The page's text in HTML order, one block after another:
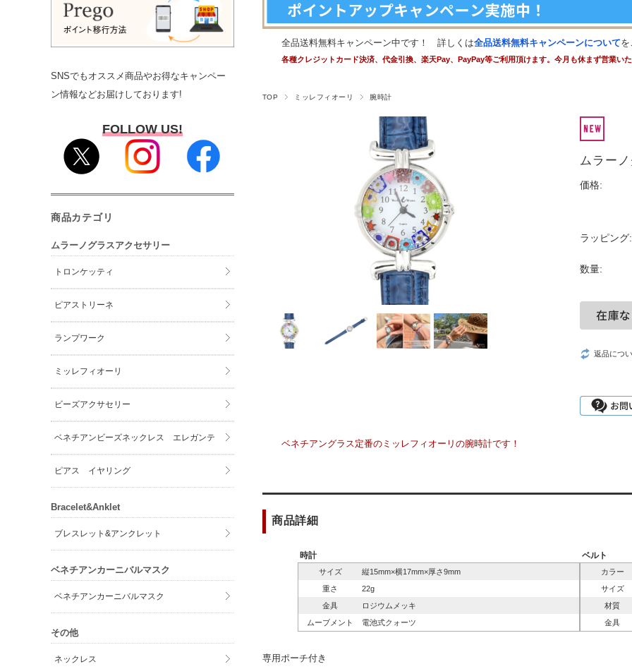
全品送料無料キャンペーン中です！ 詳しくは全品送料無料キャンペーンについてを
各種クレジットカード決済、代金引換、楽天Pay、PayPay等ご利用頂けます。今月も休まず営業いた
TOP ミッレフィオーリ 腕時計
ムラー
価格:
ラッピング:
数量:
返品につ
ベネチアングラス定番のミッレフィオーリの腕時計です！
商品詳細
時計
サイズ
縦15mm×横17mm×厚さ9mm
重さ
22g
金具
ロジウムメッキ
ムーブメント
電池式クォーツ
ベルト
カラー
サイズ
材質
金具
専用ポーチ付き
SNSでもオススメ商品やお得なキャンペー
ン情報などお届けしております!
FOLLOW US!
商品カテゴリ
ムラーノグラスアクセサリー
トロンケッティ
ピアストリーネ
ランプワーク
ミッレフィオーリ
ビーズアクサセリー
ベネチアンビーズネックレス エレガンテ
ピアス イヤリング
Bracelet&Anklet
ブレスレット&アンクレット
ベネチアンカーニバルマスク
ベネチアンカーニバルマスク
その他
ネックレス